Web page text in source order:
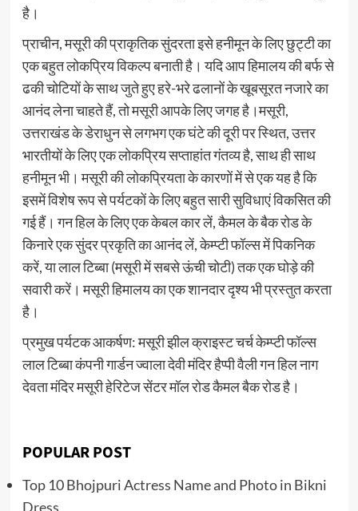
है।
प्राचीन, मसूरी की प्राकृतिक सुंदरता इसे हनीमून के लिए छुट्टी का
एक बहुत लोकप्रिय विकल्प बनाती है। यदि आप हिमालय की बर्फ से
ढकी चोटियों के साथ जुते हुए हरे-भरे ढलानों के खूबसूरत नजारे का
आनंद लेना चाहते हैं, तो मसूरी आपके लिए जगह है।मसूरी,
उत्तराखंड के डेराधुन से लगभग एक घंटे की दूरी पर स्थित, उत्तर
भारतीयों के लिए एक लोकप्रिय सप्ताहांत गंतव्य है, साथ ही साथ
हनीमून भी। मसूरी की लोकप्रियता के कारणों में से एक यह है कि
इसमें विशेष रूप से पर्यटकों के लिए बहुत सारी सुविधाएं विकसित की
गई हैं। गन हिल के लिए एक केबल कार लें, कैमल के बैक रोड के
किनारे एक सुंदर प्रकृति का आनंद लें, केम्प्टी फॉल्स में पिकनिक
करें, या लाल टिब्बा (मसूरी में सबसे ऊंची चोटी) तक एक घोड़े की
सवारी करें। मसूरी हिमालय का एक शानदार दृश्य भी प्रस्तुत करता
है।
प्रमुख पर्यटक आकर्षण: मसूरी झील क्राइस्ट चर्च केम्प्टी फॉल्स
लाल टिब्बा कंपनी गार्डन ज्वाला देवी मंदिर हैप्पी वैली गन हिल नाग
देवता मंदिर मसूरी हेरिटेज सेंटर मॉल रोड कैमल बैक रोड है।
POPULAR POST
Top 10 Bhojpuri Actress Name and Photo in Bikni
Dress